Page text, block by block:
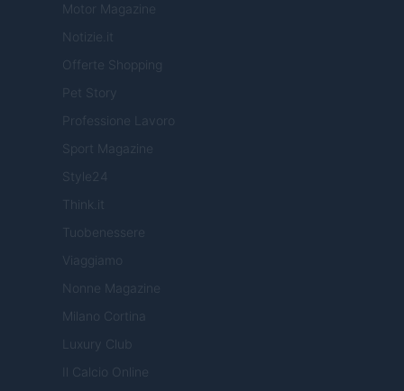
Motor Magazine
Notizie.it
Offerte Shopping
Pet Story
Professione Lavoro
Sport Magazine
Style24
Think.it
Tuobenessere
Viaggiamo
Nonne Magazine
Milano Cortina
Luxury Club
Il Calcio Online